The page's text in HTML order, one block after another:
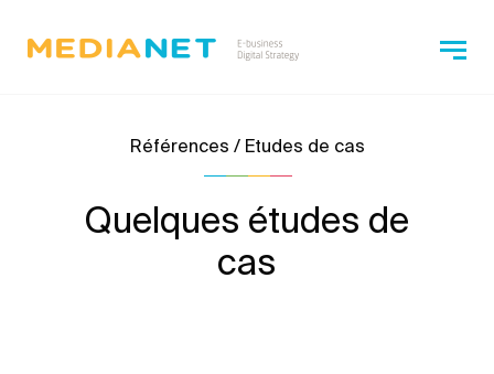
Références / Etudes de cas
Quelques études de
cas